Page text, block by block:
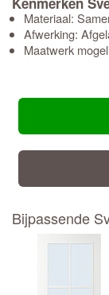
Materiaal:
Afwerking:
Maatwerk
Bijpassende